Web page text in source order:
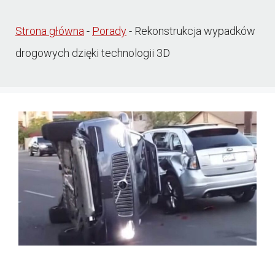
Strona główna- Porady- Rekonstrukcja wypadków
drogowych dzięki technologii 3D